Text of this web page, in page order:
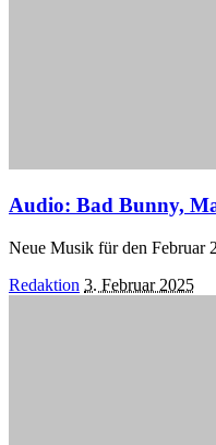
Audio: Bad Bunny,
Neue Musik für den Februar
Posted
Redaktion 3. Februar 2025